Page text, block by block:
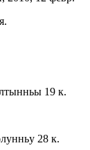
19 к.
28 к.